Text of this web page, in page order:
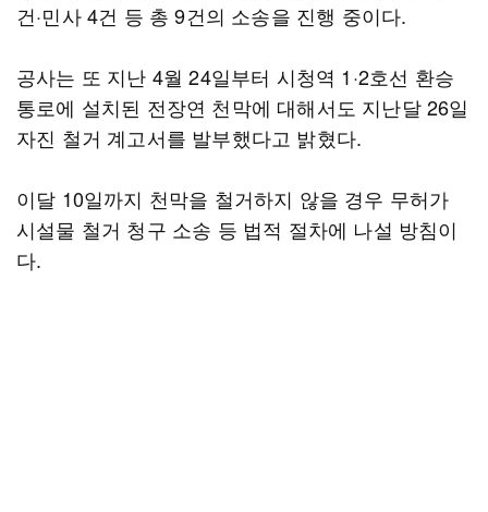
건·민사 4건 등 총 9건의 소송을 진행 중이다.
공사는 또 지난 4월 24일부터 시청역 1·2호선 환승
통로에 설치된 전장연 천막에 대해서도 지난달 26일
자진 철거 계고서를 발부했다고 밝혔다.
이달 10일까지 천막을 철거하지 않을 경우 무허가
시설물 철거 청구 소송 등 법적 절차에 나설 방침이
다.